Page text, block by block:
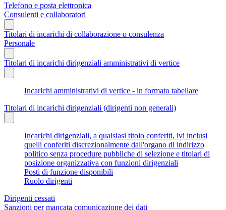
Telefono e posta elettronica
Consulenti e collaboratori
Titolari di incarichi di collaborazione o consulenza
Personale
Titolari di incarichi dirigenziali amministrativi di vertice
Incarichi amministrativi di vertice - in formato tabellare
Titolari di incarichi dirigenziali (dirigenti non generali)
Incarichi dirigenziali, a qualsiasi titolo conferiti, ivi inclusi
quelli conferiti discrezionalmente dall'organo di indirizzo
politico senza procedure pubbliche di selezione e titolari di
posizione organizzativa con funzioni dirigenziali
Posti di funzione disponibili
Ruolo dirigenti
Dirigenti cessati
Sanzioni per mancata comunicazione dei dati